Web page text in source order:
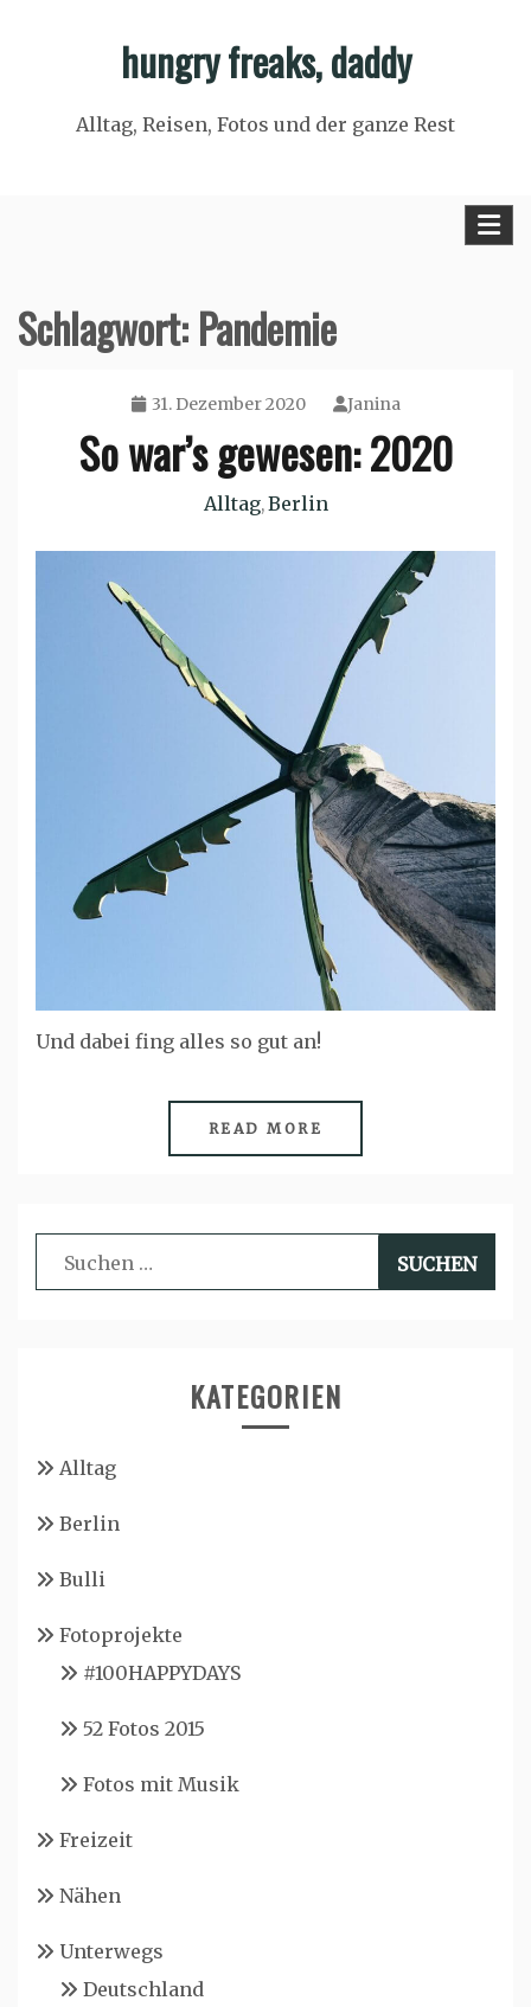
hungry freaks, daddy
Alltag, Reisen, Fotos und der ganze Rest
Schlagwort:Pandemie
31. Dezember 2020 Janina
So war’s gewesen: 2020
Alltag,Berlin
Und dabei fing alles so gut an!
READ MORE
Suchen
nach:
KATEGORIEN
Alltag
Berlin
Bulli
Fotoprojekte
#100HAPPYDAYS
52 Fotos 2015
Fotos mit Musik
Freizeit
Nähen
Unterwegs
Deutschland